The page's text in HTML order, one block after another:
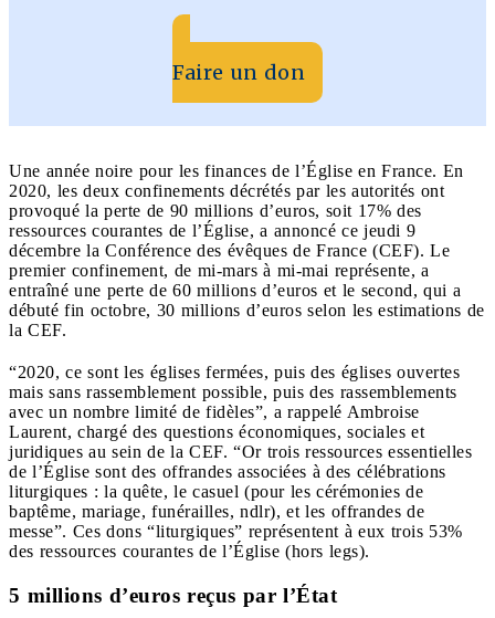
Faire un don
Une année noire pour les finances de l’Église en France. En
2020, les deux confinements décrétés par les autorités ont
provoqué la perte de 90 millions d’euros, soit 17% des
ressources courantes de l’Église, a annoncé ce jeudi 9
décembre la Conférence des évêques de France (CEF). Le
premier confinement, de mi-mars à mi-mai représente, a
entraîné une perte de 60 millions d’euros et le second, qui a
débuté fin octobre, 30 millions d’euros selon les estimations de
la CEF.
“2020, ce sont les églises fermées, puis des églises ouvertes
mais sans rassemblement possible, puis des rassemblements
avec un nombre limité de fidèles”, a rappelé Ambroise
Laurent, chargé des questions économiques, sociales et
juridiques au sein de la CEF. “Or trois ressources essentielles
de l’Église sont des offrandes associées à des célébrations
liturgiques : la quête, le casuel (pour les cérémonies de
baptême, mariage, funérailles, ndlr), et les offrandes de
messe”. Ces dons “liturgiques” représentent à eux trois 53%
des ressources courantes de l’Église (hors legs).
5 millions d’euros reçus par l’État